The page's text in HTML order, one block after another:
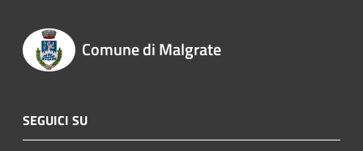
Comune di Malgrate
SEGUICI SU